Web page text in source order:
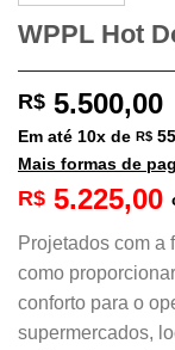
WPPL Hot
R$ 5.500,00
Em até 10x de R$
Mais formas de
R$ 5.225,00
Projetados com a
como
conforto para o
supermercados,